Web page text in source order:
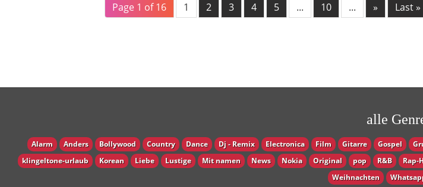
Page 1 of 16 1 2 3 4 5 ... 10 ... » Last »
alle
Alarm Anders Bollywood Country Dance Dj - Remix Electronica Film Gitarre Gospel
klingeltone-urlaub
Korean Liebe Lustige Mit namen News Nokia Original pop R&B Rap-
Weihnachten